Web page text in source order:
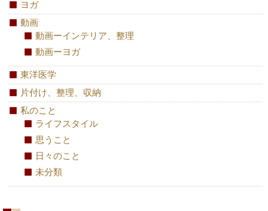
ヨガ
動画
動画ーインテリア、整理
動画ーヨガ
東洋医学
片付け、整理、収納
私のこと
ライフスタイル
思うこと
日々のこと
未分類